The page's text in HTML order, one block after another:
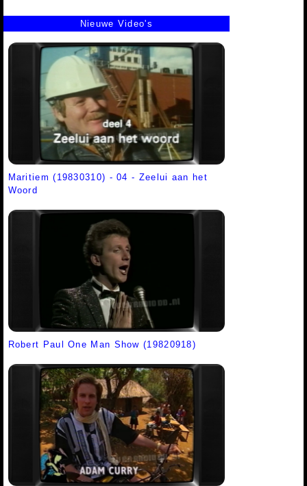
Nieuwe Video's
Maritiem (19830310) - 04 - Zeelui aan het
Woord
Robert Paul One Man Show (19820918)